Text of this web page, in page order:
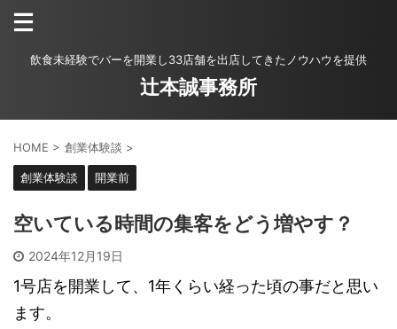
飲食未経験でバーを開業し33店舗を出店してきたノウハウを提供
辻本誠事務所
HOME > 創業体験談 >
創業体験談 開業前
空いている時間の集客をどう増やす？
2024年12月19日
1号店を開業して、1年くらい経った頃の事だと思い
ます。